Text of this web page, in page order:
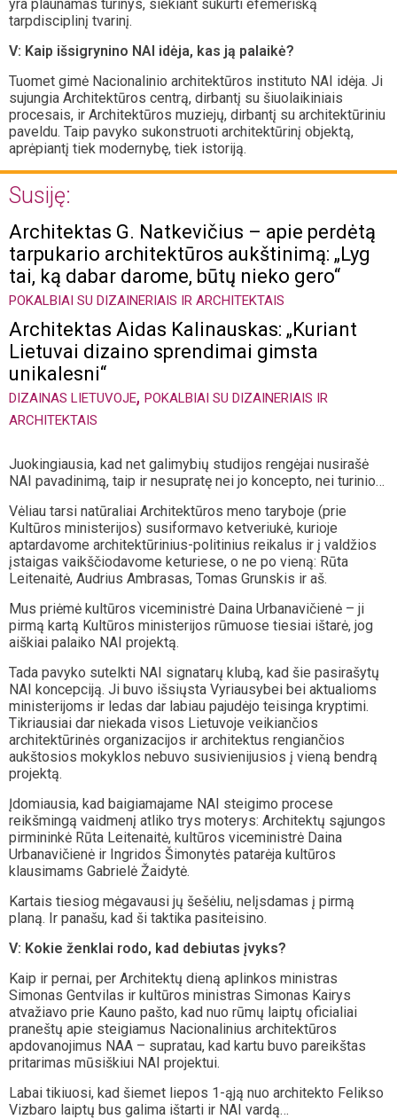
yra plaunamas turinys, siekiant sukurti efemerišką
tarpdisciplinį tvarinį.
V: Kaip išsigrynino NAI idėja, kas ją palaikė?
Tuomet gimė Nacionalinio architektūros instituto NAI idėja. Ji
sujungia Architektūros centrą, dirbantį su šiuolaikiniais
procesais, ir Architektūros muziejų, dirbantį su architektūriniu
paveldu. Taip pavyko sukonstruoti architektūrinį objektą,
aprėpiantį tiek modernybę, tiek istoriją.
Susiję:
Architektas G. Natkevičius – apie perdėtą
tarpukario architektūros aukštinimą: „Lyg
tai, ką dabar darome, būtų nieko gero“
POKALBIAI SU DIZAINERIAIS IR ARCHITEKTAIS
Architektas Aidas Kalinauskas: „Kuriant
Lietuvai dizaino sprendimai gimsta
unikalesni“
DIZAINAS LIETUVOJE, POKALBIAI SU DIZAINERIAIS IR
ARCHITEKTAIS
Juokingiausia, kad net galimybių studijos rengėjai nusirašė
NAI pavadinimą, taip ir nesupratę nei jo koncepto, nei turinio…
Vėliau tarsi natūraliai Architektūros meno taryboje (prie
Kultūros ministerijos) susiformavo ketveriukė, kurioje
aptardavome architektūrinius-politinius reikalus ir į valdžios
įstaigas vaikščiodavome keturiese, o ne po vieną: Rūta
Leitenaitė, Audrius Ambrasas, Tomas Grunskis ir aš.
Mus priėmė kultūros viceministrė Daina Urbanavičienė – ji
pirmą kartą Kultūros ministerijos rūmuose tiesiai ištarė, jog
aiškiai palaiko NAI projektą.
Tada pavyko sutelkti NAI signatarų klubą, kad šie pasirašytų
NAI koncepciją. Ji buvo išsiųsta Vyriausybei bei aktualioms
ministerijoms ir ledas dar labiau pajudėjo teisinga kryptimi.
Tikriausiai dar niekada visos Lietuvoje veikiančios
architektūrinės organizacijos ir architektus rengiančios
aukštosios mokyklos nebuvo susivienijusios į vieną bendrą
projektą.
Įdomiausia, kad baigiamajame NAI steigimo procese
reikšmingą vaidmenį atliko trys moterys: Architektų sąjungos
pirmininkė Rūta Leitenaitė, kultūros viceministrė Daina
Urbanavičienė ir Ingridos Šimonytės patarėja kultūros
klausimams Gabrielė Žaidytė.
Kartais tiesiog mėgavausi jų šešėliu, nelįsdamas į pirmą
planą. Ir panašu, kad ši taktika pasiteisino.
V: Kokie ženklai rodo, kad debiutas įvyks?
Kaip ir pernai, per Architektų dieną aplinkos ministras
Simonas Gentvilas ir kultūros ministras Simonas Kairys
atvažiavo prie Kauno pašto, kad nuo rūmų laiptų oficialiai
praneštų apie steigiamus Nacionalinius architektūros
apdovanojimus NAA – supratau, kad kartu buvo pareikštas
pritarimas mūsiškiui NAI projektui.
Labai tikiuosi, kad šiemet liepos 1-ąją nuo architekto Felikso
Vizbaro laiptų bus galima ištarti ir NAI vardą…